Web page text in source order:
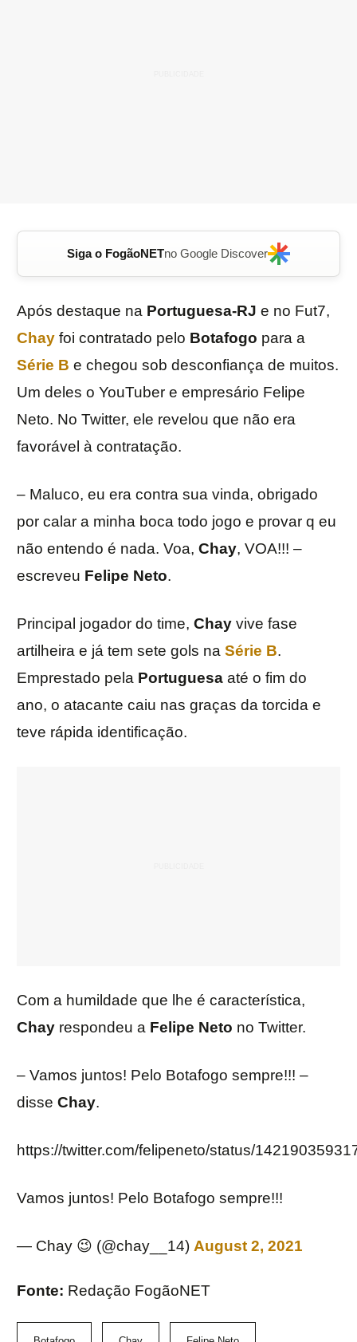
Siga o FogãoNETno Google Discover
Após destaque na Portuguesa-RJ e no Fut7,
Chay foi contratado pelo Botafogo para a
Série B e chegou sob desconfiança de muitos.
Um deles o YouTuber e empresário Felipe
Neto. No Twitter, ele revelou que não era
favorável à contratação.
– Maluco, eu era contra sua vinda, obrigado
por calar a minha boca todo jogo e provar q eu
não entendo é nada. Voa, Chay, VOA!!! –
escreveu Felipe Neto.
Principal jogador do time, Chay vive fase
artilheira e já tem sete gols na Série B.
Emprestado pela Portuguesa até o fim do
ano, o atacante caiu nas graças da torcida e
teve rápida identificação.
Com a humildade que lhe é característica,
Chay respondeu a Felipe Neto no Twitter.
– Vamos juntos! Pelo Botafogo sempre!!! –
disse Chay.
https://twitter.com/felipeneto/status/
Vamos juntos! Pelo Botafogo sempre!!!
— Chay 😉 (@chay__14) August 2, 2021
Fonte: Redação FogãoNET